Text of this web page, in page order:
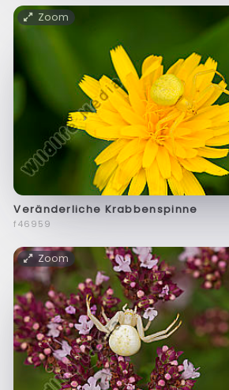
Zoom
Veränderliche Krabbenspinne
f46959
Zoom